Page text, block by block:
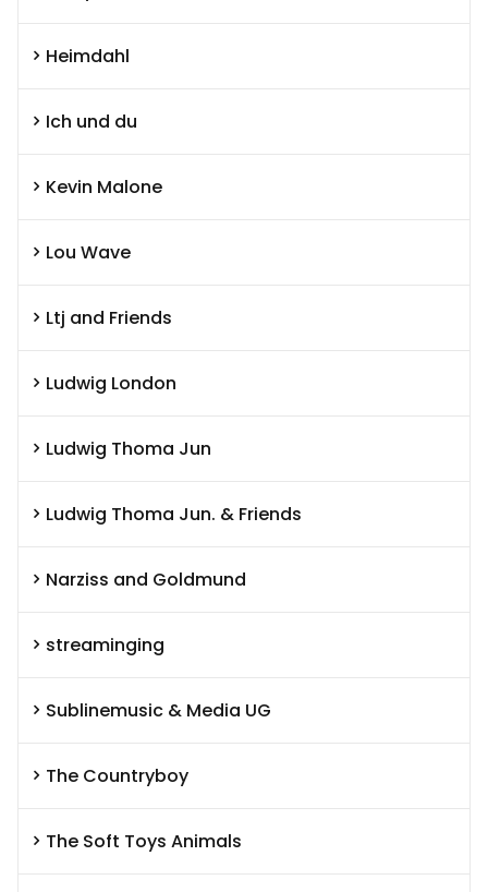
Heimdahl
Ich und du
Kevin Malone
Lou Wave
Ltj and Friends
Ludwig London
Ludwig Thoma Jun
Ludwig Thoma Jun. & Friends
Narziss and Goldmund
streaminging
Sublinemusic & Media UG
The Countryboy
The Soft Toys Animals